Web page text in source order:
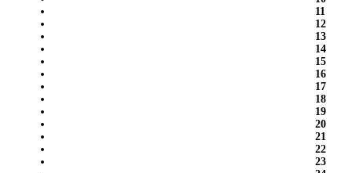
11
12
13
14
15
16
17
18
19
20
21
22
23